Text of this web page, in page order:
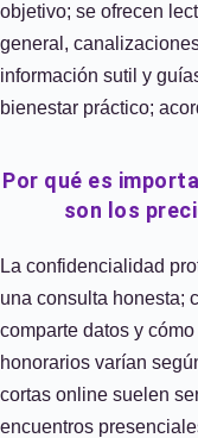
objetivo; se ofrecen
general,
información sutil y
bienestar práctico;
Por qué es
son los
La confidencialidad
una consulta honesta;
comparte datos y
honorarios varían
cortas online suelen
encuentros